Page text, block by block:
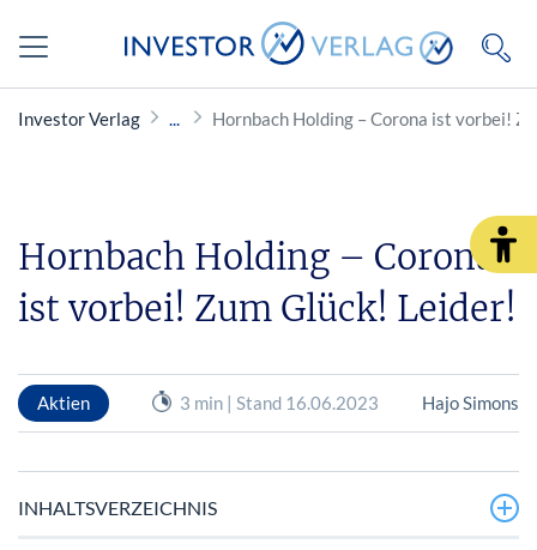
Investor Verlag Hornbach Holding – Corona ist vorbei!
Hornbach Holding – Corona
ist vorbei! Zum Glück! Leider!
Aktien 3 min | Stand 16.06.2023 Hajo Simons
INHALTSVERZEICHNIS